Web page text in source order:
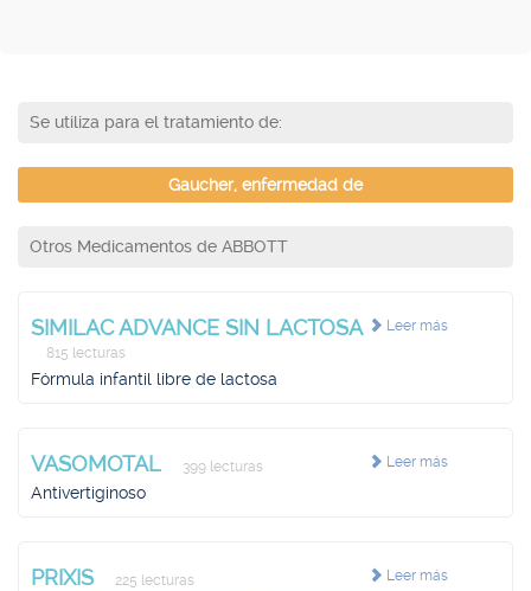
Se utiliza para el tratamiento de:
Gaucher, enfermedad de
Otros Medicamentos de ABBOTT
Leer más
SIMILAC ADVANCE SIN LACTOSA
815 lecturas
Fórmula infantil libre de lactosa
Leer más
VASOMOTAL 399 lecturas
Antivertiginoso
Leer más
PRIXIS 225 lecturas